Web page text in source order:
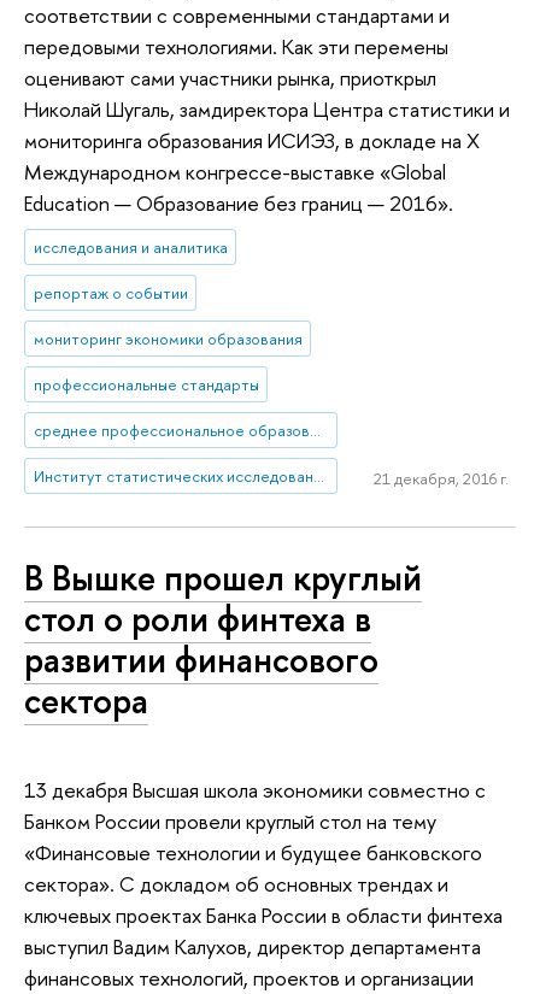
соответствии с современными стандартами и
передовыми технологиями. Как эти перемены
оценивают сами участники рынка, приоткрыл
Николай Шугаль, замдиректора Центра статистики и
мониторинга образования ИСИЭЗ, в докладе на X
Международном конгрессе-выставке «Global
Education — Образование без границ — 2016».
исследования и аналитика
репортаж о событии
мониторинг экономики образования
профессиональные стандарты
среднее профессиональное образование
Институт статистических исследований и экономики знаний 21 декабря, 2016 г.
В Вышке прошел круглый
стол о роли финтеха в
развитии финансового
сектора
13 декабря Высшая школа экономики совместно с
Банком России провели круглый стол на тему
«Финансовые технологии и будущее банковского
сектора». С докладом об основных трендах и
ключевых проектах Банка России в области финтеха
выступил Вадим Калухов, директор департамента
финансовых технологий, проектов и организации